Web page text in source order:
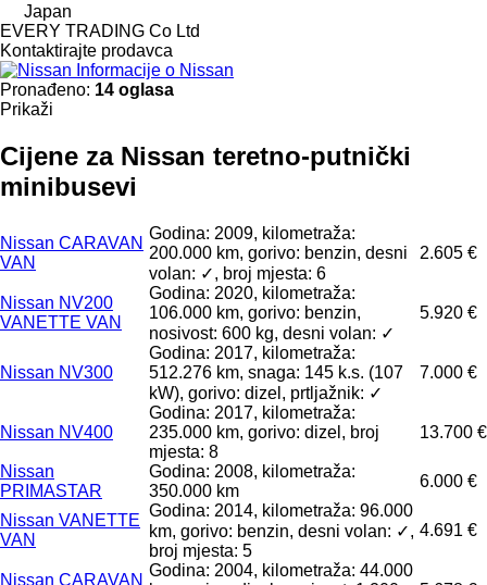
Japan
EVERY TRADING Co Ltd
Kontaktirajte prodavca
Informacije o Nissan
Pronađeno: 14 oglasa
Prikaži
Cijene za Nissan teretno-putnički
minibusevi
Nissan CARAVAN
VAN
Godina: 2009, kilometraža:
200.000 km, gorivo: benzin, desni
volan: ✓, broj mjesta: 6
2.605 €
Nissan NV200
VANETTE VAN
Godina: 2020, kilometraža:
106.000 km, gorivo: benzin,
nosivost: 600 kg, desni volan: ✓
5.920 €
Nissan NV300
Godina: 2017, kilometraža:
512.276 km, snaga: 145 k.s. (107
kW), gorivo: dizel, prtljažnik: ✓
7.000 €
Nissan NV400
Godina: 2017, kilometraža:
235.000 km, gorivo: dizel, broj
mjesta: 8
13.700 €
Nissan
PRIMASTAR
Godina: 2008, kilometraža:
350.000 km
6.000 €
Nissan VANETTE
VAN
Godina: 2014, kilometraža: 96.000
km, gorivo: benzin, desni volan: ✓,
broj mjesta: 5
4.691 €
Nissan CARAVAN
Godina: 2004, kilometraža: 44.000